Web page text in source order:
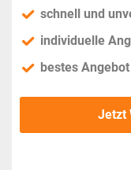
schnell und
individuelle
bestes
Jetzt